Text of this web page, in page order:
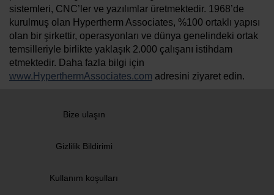
sistemleri, CNC’ler ve yazılımlar üretmektedir. 1968’de
kurulmuş olan Hypertherm Associates, %100 ortaklı yapısı
olan bir şirkettir, operasyonları ve dünya genelindeki ortak
temsilleriyle birlikte yaklaşık 2.000 çalışanı istihdam
etmektedir. Daha fazla bilgi için
www.HyperthermAssociates.com adresini ziyaret edin.
Bize ulaşın
Gizlilik Bildirimi
Kullanım koşulları